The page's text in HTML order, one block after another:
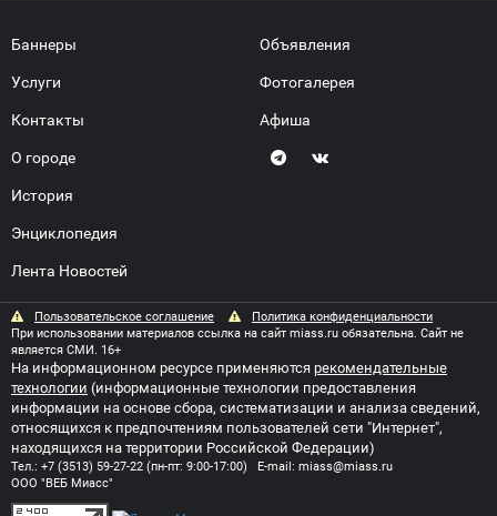
Баннеры
Услуги
Контакты
О городе
История
Энциклопедия
Лента Новостей
Объявления
Фотогалерея
Афиша
Пользовательское соглашение
Политика конфиденциальности
При использовании материалов ссылка на сайт miass.ru обязательна. Сайт не
является СМИ. 16+
На информационном ресурсе применяются рекомендательные
технологии (информационные технологии предоставления
информации на основе сбора, систематизации и анализа сведений,
относящихся к предпочтениям пользователей сети "Интернет",
находящихся на территории Российской Федерации)
Тел.: +7 (3513) 59-27-22 (пн-пт: 9:00-17:00) E-mail: miass@miass.ru
ООО "ВЕБ Миасс"